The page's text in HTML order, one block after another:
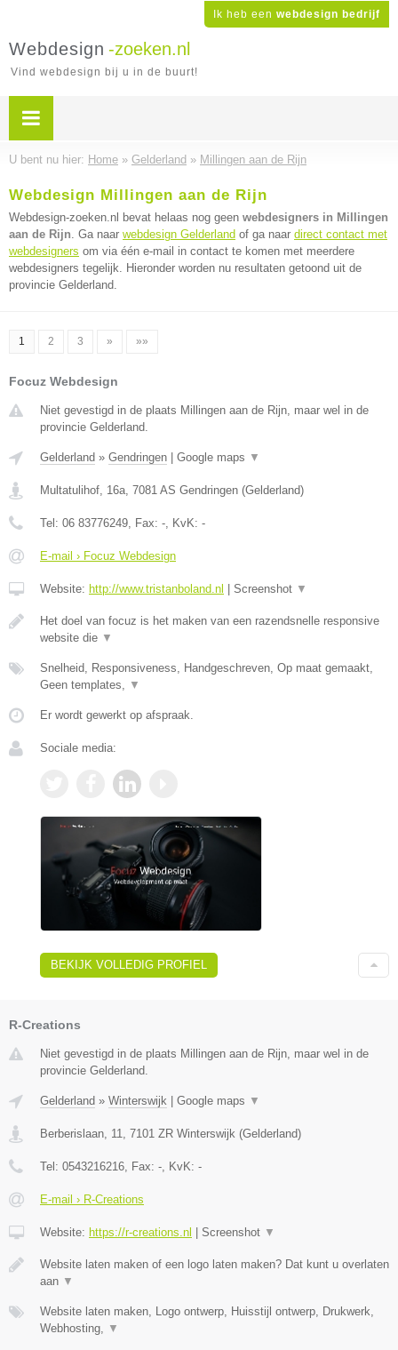
Ik heb een webdesign bedrijf
Webdesign -zoeken.nl
Vind webdesign bij u in de buurt!
U bent nu hier: Home » Gelderland » Millingen aan de Rijn
Webdesign Millingen aan de Rijn
Webdesign-zoeken.nl bevat helaas nog geen webdesigners in Millingen
aan de Rijn. Ga naar webdesign Gelderland of ga naar direct contact met
webdesigners om via één e-mail in contact te komen met meerdere
webdesigners tegelijk. Hieronder worden nu resultaten getoond uit de
provincie Gelderland.
1 2 3 » »»
Focuz Webdesign
Niet gevestigd in de plaats Millingen aan de Rijn, maar wel in de
provincie Gelderland.
Gelderland » Gendringen Google maps ▼
Multatulihof, 16a, 7081 AS Gendringen (Gelderland)
Tel: 06 83776249, Fax: -, KvK: -
E-mail › Focuz Webdesign
Website: http://www.tristanboland.nl Screenshot ▼
Het doel van focuz is het maken van een razendsnelle responsive
website die ▼
Snelheid, Responsiveness, Handgeschreven, Op maat gemaakt,
Geen templates, ▼
Er wordt gewerkt op afspraak.
Sociale media:
BEKIJK VOLLEDIG PROFIEL
R-Creations
Niet gevestigd in de plaats Millingen aan de Rijn, maar wel in de
provincie Gelderland.
Gelderland » Winterswijk Google maps ▼
Berberislaan, 11 7101 ZR Winterswijk (Gelderland)
Tel: 0543216216 , Fax: - , KvK: -
E-mail › R-Creations
Website: https://r-creations.nl Screenshot ▼
Website laten maken of een logo laten maken? Dat kunt u overlaten
aan ▼
Website laten maken, Logo ontwerp, Huisstijl ontwerp, Drukwerk,
Webhosting,
▼